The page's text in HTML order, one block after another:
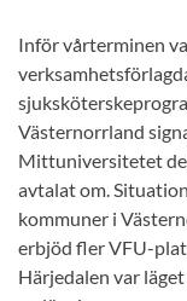
Inför vårterminen
Västernorrland
Mittuniversitetet
avtalat om.
kommuner i
erbjöd fler VFU-
Härjedalen var